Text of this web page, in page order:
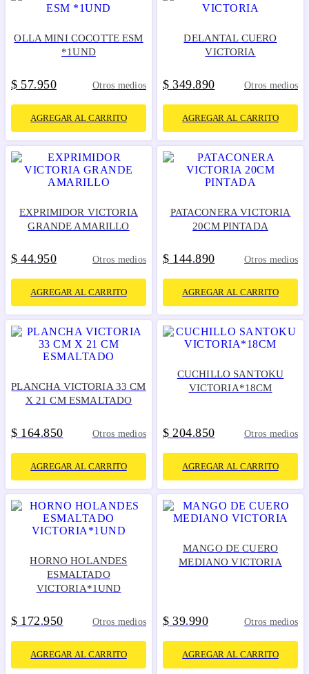
OLLA MINI COCOTTE ESM
*1UND
$ 57.950 Otros medios
AGREGAR AL CARRITO
DELANTAL CUERO
VICTORIA
$ 349.890 Otros medios
AGREGAR AL CARRITO
EXPRIMIDOR VICTORIA
GRANDE AMARILLO
$ 44.950 Otros medios
AGREGAR AL CARRITO
PATACONERA VICTORIA
20CM PINTADA
$ 144.890 Otros medios
AGREGAR AL CARRITO
PLANCHA VICTORIA 33 CM
X 21 CM ESMALTADO
$ 164.850 Otros medios
AGREGAR AL CARRITO
CUCHILLO SANTOKU
VICTORIA*18CM
$ 204.850 Otros medios
AGREGAR AL CARRITO
HORNO HOLANDES
ESMALTADO
VICTORIA*1UND
$ 172.950 Otros medios
AGREGAR AL CARRITO
MANGO DE CUERO
MEDIANO VICTORIA
$ 39.990 Otros medios
AGREGAR AL CARRITO